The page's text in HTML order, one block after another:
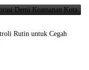
Rutin untuk Cegah